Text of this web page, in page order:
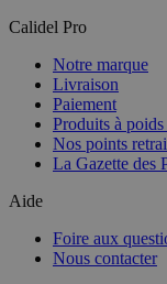
Calidel Pro
Notre marque
Livraison
Paiement
Produits à
Nos points
La Gazette des
Aide
Foire aux
Nous contacter